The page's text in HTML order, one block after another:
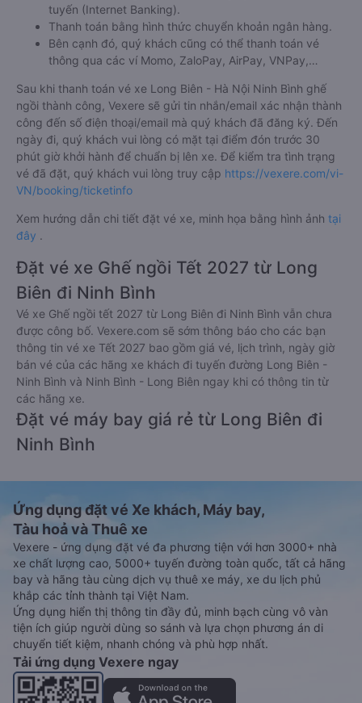
tuyến (Internet Banking).
Thanh toán bằng hình thức chuyển khoản ngân hàng.
Bên cạnh đó, quý khách cũng có thể thanh toán vé
thông qua các ví Momo, ZaloPay, AirPay, VNPay,…
Sau khi thanh toán vé xe Long Biên - Hà Nội Ninh Bình ghế
ngồi thành công, Vexere sẽ gửi tin nhắn/email xác nhận thành
công đến số điện thoại/email mà quý khách đã đăng ký. Đến
ngày đi, quý khách vui lòng có mặt tại điểm đón trước 30
phút giờ khởi hành để chuẩn bị lên xe. Để kiểm tra tình trạng
vé đã đặt, quý khách vui lòng truy cập https://vexere.com/vi-
VN/booking/ticketinfo
Xem hướng dẫn chi tiết đặt vé xe, minh họa bằng hình ảnh tại
đây .
Đặt vé xe Ghế ngồi Tết 2027 từ Long
Biên đi Ninh Bình
Vé xe Ghế ngồi tết 2027 từ Long Biên đi Ninh Bình vẫn chưa
được công bố. Vexere.com sẽ sớm thông báo cho các bạn
thông tin vé xe Tết 2027 bao gồm giá vé, lịch trình, ngày giờ
bán vé của các hãng xe khách đi tuyến đường Long Biên -
Ninh Bình và Ninh Bình - Long Biên ngay khi có thông tin từ
các hãng xe.
Đặt vé máy bay giá rẻ từ Long Biên đi
Ninh Bình
Ứng dụng đặt vé Xe khách, Máy bay,
Tàu hoả và Thuê xe
Vexere - ứng dụng đặt vé đa phương tiện với hơn 3000+ nhà
xe chất lượng cao, 5000+ tuyến đường toàn quốc, tất cả hãng
bay và hãng tàu cùng dịch vụ thuê xe máy, xe du lịch phủ
khắp các tỉnh thành tại Việt Nam.
Ứng dụng hiển thị thông tin đầy đủ, minh bạch cùng vô vàn
tiện ích giúp người dùng so sánh và lựa chọn phương án di
chuyển tiết kiệm, nhanh chóng và phù hợp nhất.
Tải ứng dụng Vexere ngay